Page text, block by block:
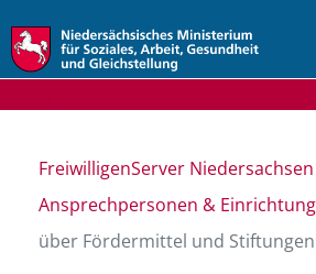
FreiwilligenServer Niedersachsen
Ansprechpersonen &
über Fördermittel und Stiftungen